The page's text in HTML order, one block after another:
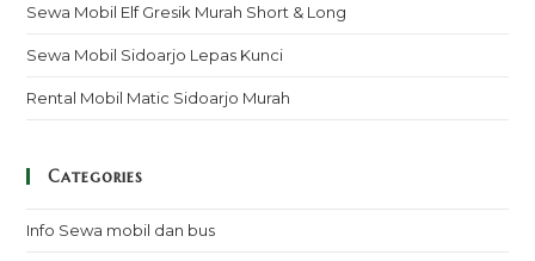
Sewa Mobil Elf Gresik Murah Short & Long
Sewa Mobil Sidoarjo Lepas Kunci
Rental Mobil Matic Sidoarjo Murah
Categories
Info Sewa mobil dan bus